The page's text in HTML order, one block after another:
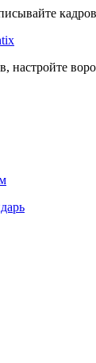
настройте